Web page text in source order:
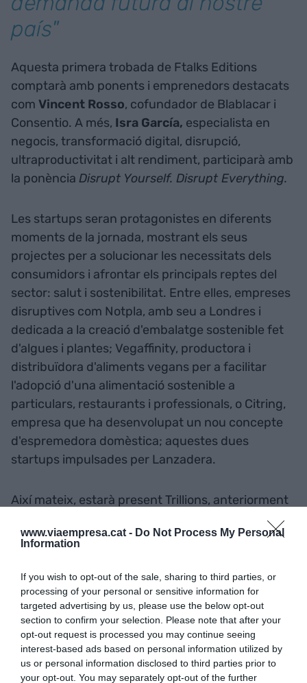
www.viaempresa.cat - Do Not Process My Personal
Information
If you wish to opt-out of the sale, sharing to third parties, or
processing of your personal or sensitive information for
targeted advertising by us, please use the below opt-out
section to confirm your selection. Please note that after your
opt-out request is processed you may continue seeing
interest-based ads based on personal information utilized by
us or personal information disclosed to third parties prior to
your opt-out. You may separately opt-out of the further
país"
Aquesta primera trobada de Ftalks Editions
comptarà amb ponents i emprenedors destacats
com Vincent Rosso, cofundador de Blablacar i
Consentio. A més, Isra García, especialista en
negocis, transformació digital, disrupció,
ultraproductivitat i alt rendiment, participarà amb
la ponència Disrupt Yourself. Disrupt Everything.
Les startups seran protagonistes en diferents
moments de la jornada, mostrant els seus
projectes per a solucionar les necessitats dels
consumidors i afrontar els principals reptes del
sector: salut i sostenibilitat. Entre elles, empreses
disruptives com Notpla, amb seu a Londres i
dedicada a la creació d'embalatge sostenible fet
d'algues i plantes; Vegaffinity, productora i
distribuïdora d'aliments vegans per a facilitar
l'adopció d'una alimentació sostenible a
particulars, restaurants i professionals, o Citring,
empresa que ha desenvolupat un nou concepte
d'espremedora domèstica; aquestes dues
startups impulsades per Lanzadera.
Així mateix, estarà present Trillions, anteriorment
coneguda com Insectfit, startup amb suport per
KM ZERO i Lanzadera, dedicada a l'elaboració i
farina d'insecte.
També, es farà la presentació de PARSEC,
l'acceleradora finançada per la Comissió Europea
per a startups d'alimentació i altres sectors,
coordinada per AVAESEN. Pel seu costat,Beatriz